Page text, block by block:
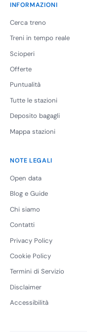
INFORMAZIONI
Cerca treno
Treni in tempo reale
Scioperi
Offerte
Puntualità
Tutte le stazioni
Deposito bagagli
Mappa stazioni
NOTE LEGALI
Open data
Blog e Guide
Chi siamo
Contatti
Privacy Policy
Cookie Policy
Termini di Servizio
Disclaimer
Accessibilità